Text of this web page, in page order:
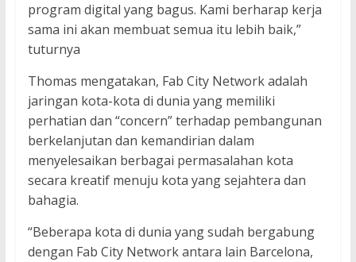
program digital yang bagus. Kami berharap kerja
sama ini akan membuat semua itu lebih baik,”
tuturnya
Thomas mengatakan, Fab City Network adalah
jaringan kota-kota di dunia yang memiliki
perhatian dan “concern” terhadap pembangunan
berkelanjutan dan kemandirian dalam
menyelesaikan berbagai permasalahan kota
secara kreatif menuju kota yang sejahtera dan
bahagia.
“Beberapa kota di dunia yang sudah bergabung
dengan Fab City Network antara lain Barcelona,